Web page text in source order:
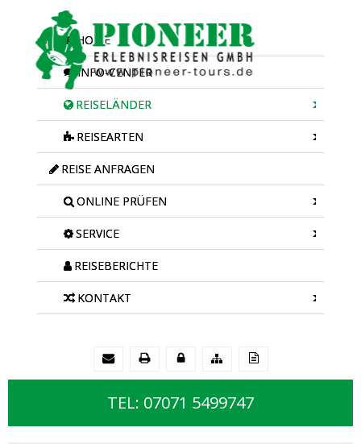
HOME
INFO-CENTER
REISELÄNDER
REISEARTEN
REISE ANFRAGEN
ONLINE PRÜFEN
SERVICE
REISEBERICHTE
KONTAKT
TEL: 07071 5499747